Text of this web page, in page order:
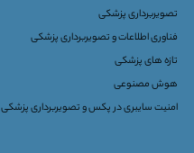
تصویربرداری پزشکی
فناوری اطلاعات و تصویربرداری پزشکی
تازه های پزشکی
هوش مصنوعی
امنیت سایبری در پکس و تصویربرداری پزشکی